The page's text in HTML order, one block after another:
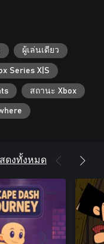
ผู้เล่นเดียว
Series X|S
สถานะ Xbox
ดงทั้งหมด